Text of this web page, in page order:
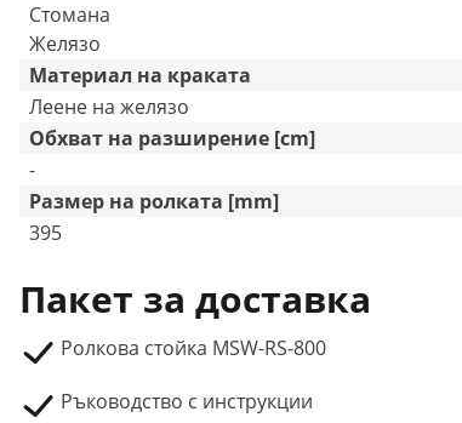
Стомана
Желязо
Материал на краката
Леене на желязо
Обхват на разширение [cm]
-
Размер на ролката [mm]
395
Пакет за доставка
Ролкова стойка MSW-RS-800
Ръководство с инструкции